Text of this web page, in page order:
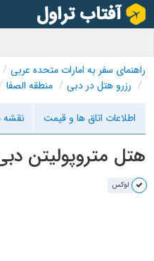
راهنمای سفر به امارات متحده عربی
رزرو هتل در دبی
منطقه الصفا
اطلاعات اتاق ها و قیمت نقشه
هتل متروپولیتن
لوکس